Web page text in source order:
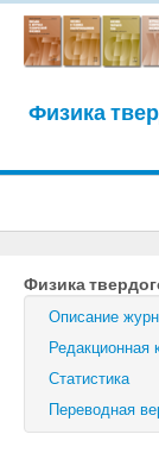
Физика
Журнал
Письма в
Физика
Физика и
Физика
Описание
Редакционная
Статистика
Переводная